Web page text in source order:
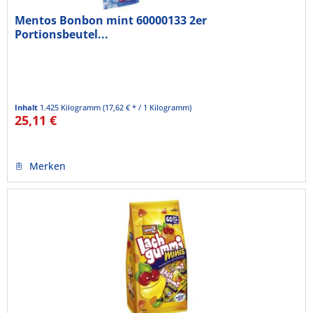
Mentos Bonbon mint 60000133 2er
Portionsbeutel...
Inhalt 1.425 Kilogramm(17,62 € * / 1 Kilogramm)
25,11 €
Merken